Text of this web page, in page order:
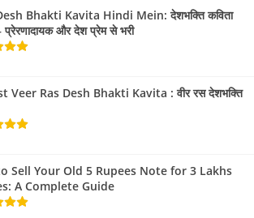
Bhakti Kavita Hindi Mein: देशभक्ति कविता
प्रेरणादायक और देश प्रेम से भरी
Veer Ras Desh Bhakti Kavita : वीर रस देशभक्ति
Sell Your Old 5 Rupees Note for 3 Lakhs
A Complete Guide